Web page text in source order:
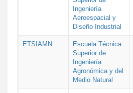
Ingeniería
Aeroespacial y
Diseño Industrial
ETSIAMN
Escuela Técnica
Superior de
Ingeniería
Agronómica y del
Medio Natural